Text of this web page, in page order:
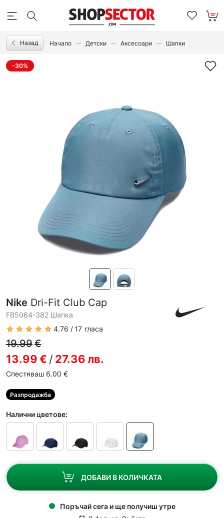
Назад Начало Детски Аксесоари Шапки
-30%
Nike Dri-Fit Club Cap
FB5064-382 Шапка
4.76
17 гласа
19.99€
13.99€ /27.36лв.
Спестяваш 6.00 €
Разпродажба
Налични цветове:
ДОБАВИ В КОЛИЧКАТА
Поръчай сега и ще получиш утре